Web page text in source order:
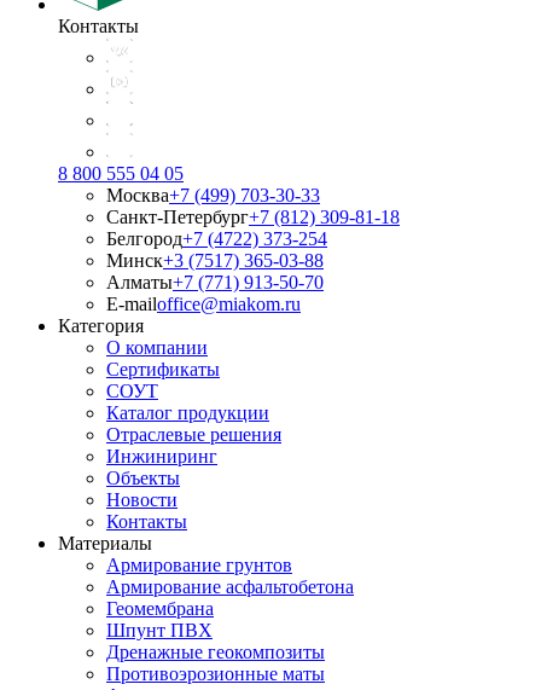
Контакты
8 800 555 04 05
Москва+7 (499) 703-30-33
Санкт-Петербург+7 (812) 309-81-18
Белгород+7 (4722) 373-254
Минск+3 (7517) 365-03-88
Алматы+7 (771) 913-50-70
E-mailoffice@miakom.ru
Категория
О компании
Сертификаты
СОУТ
Каталог продукции
Отраслевые решения
Инжиниринг
Объекты
Новости
Контакты
Материалы
Армирование грунтов
Армирование асфальтобетона
Геомембрана
Шпунт ПВХ
Дренажные геокомпозиты
Противоэрозионные маты